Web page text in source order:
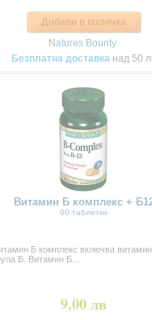
Добави в количка
Natures Bounty
Безплатна доставка над 50
Витамин Б комплекс +
90 таблетки
Б комплекс включва
Б. Витамин Б...
9,00 лв